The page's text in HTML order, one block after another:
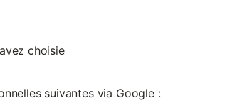
choisie
suivantes via Google :